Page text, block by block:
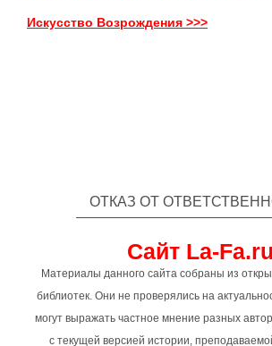
Искусство Возрождения >>>
ОТКАЗ ОТ
Сайт La-Fa.ru
Материалы данного сайта собраны из
библиотек. Они не проверялись на
могут выражать частное мнение разных
с текущей версией истории,